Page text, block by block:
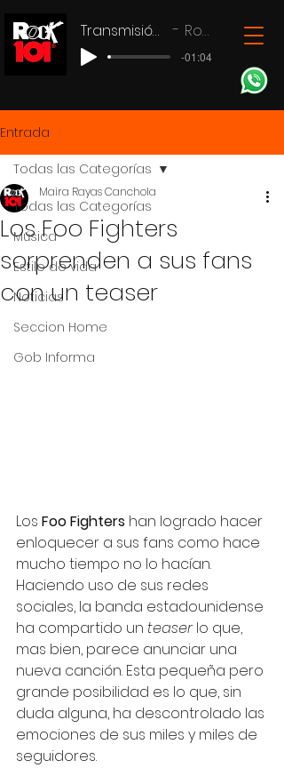
Transmisión en vivo Rock 101
-01:04
Entrada
Todas las Categorías
Música
Estilo de vida
Noticias
Seccion Home
Gob Informa
Todas las Categorías
Los Foo Fighters
sorprenden a sus fans
con un teaser
Maira Rayas Canchola
Los Foo Fighters han logrado hacer
enloquecer a sus fans como hace
mucho tiempo no lo hacían.
Haciendo uso de sus redes
sociales, la banda estadounidense
ha compartido un teaser lo que,
mas bien, parece anunciar una
nueva canción. Esta pequeña pero
grande posibilidad es lo que, sin
duda alguna, ha descontrolado las
emociones de sus miles y miles de
seguidores.